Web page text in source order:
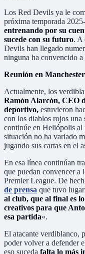
Los Red Devils ya le
próxima temporada
entrenando por su
sucede con su futuro. A
Devils han llegado
ninguna ha convencido a
Reunión en Manchester
Actualmente, los
Ramón Alarcón, CEO
deportivo, estuvieron
con los diablos rojos una
continúe en Heliópolis al
situación no ha variado
jugando sus cartas en el
En esa línea continúan
que puedan convencer a
Premier League. De
de prensa que tuvo
al club, que al final es
creativos para que
esa partida«.
El atacante verdiblanco,
poder volver a defender
eso suceda falta lo más